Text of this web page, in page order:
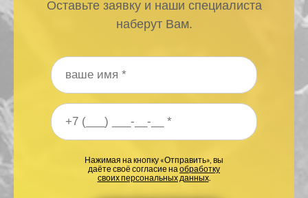
Оставьте заявку и наши специалиста
наберут Вам.
Ваше имя*
Ваш номер телефона*
Нажимая на кнопку «Отправить», вы
даёте своё согласие наобработку
своих персональных данных.